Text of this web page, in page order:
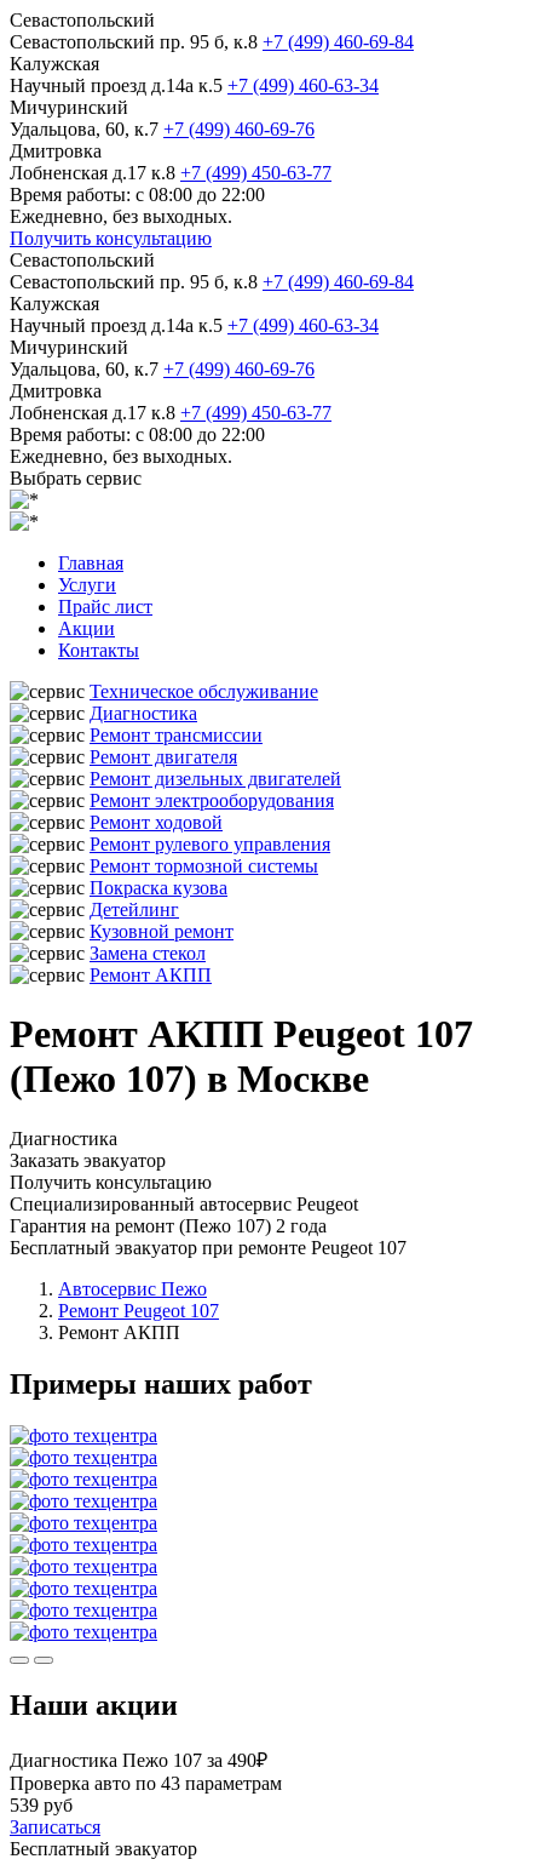
Севастопольский
Севастопольский пр. 95 б, к.8 +7 (499) 460-69-84
Калужская
Научный проезд д.14а к.5 +7 (499) 460-63-34
Мичуринский
Удальцова, 60, к.7 +7 (499) 460-69-76
Дмитровка
Лобненская д.17 к.8 +7 (499) 450-63-77
Время работы: с 08:00 до 22:00
Ежедневно, без выходных.
Получить консультацию
Севастопольский
Севастопольский пр. 95 б, к.8 +7 (499) 460-69-84
Калужская
Научный проезд д.14а к.5 +7 (499) 460-63-34
Мичуринский
Удальцова, 60, к.7 +7 (499) 460-69-76
Дмитровка
Лобненская д.17 к.8 +7 (499) 450-63-77
Время работы: с 08:00 до 22:00
Ежедневно, без выходных.
Выбрать сервис
Главная
Услуги
Прайс лист
Акции
Контакты
Техническое обслуживание
Диагностика
Ремонт трансмиссии
Ремонт двигателя
Ремонт дизельных двигателей
Ремонт электрооборудования
Ремонт ходовой
Ремонт рулевого управления
Ремонт тормозной системы
Покраска кузова
Детейлинг
Кузовной ремонт
Замена стекол
Ремонт АКПП
Ремонт АКПП Peugeot 107
(Пежо 107) в Москве
Диагностика
Заказать эвакуатор
Получить консультацию
Специализированный автосервис Peugeot
Гарантия на ремонт (Пежо 107) 2 года
Бесплатный эвакуатор при ремонте Peugeot 107
Автосервис Пежо
Ремонт Peugeot 107
Ремонт АКПП
Примеры наших работ
Наши акции
Диагностика Пежо 107 за 490₽
Проверка авто по 43 параметрам
539 руб
Записаться
Бесплатный эвакуатор